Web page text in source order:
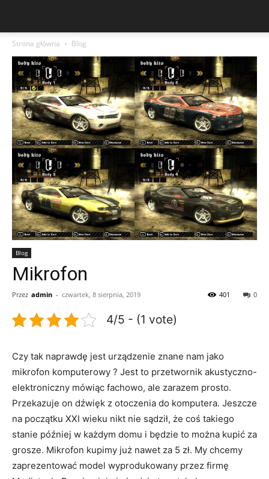
Strona główna Blog
Blog
Mikrofon
Przez admin - czwartek, 8 sierpnia, 2019 0
401
4/5 - (1 vote)
Czy tak naprawdę jest urządzenie znane nam jako
mikrofon komputerowy ? Jest to przetwornik akustyczno-
elektroniczny mówiąc fachowo, ale zarazem prosto.
Przekazuje on dźwięk z otoczenia do komputera. Jeszcze
na początku XXI wieku nikt nie sądził, że coś takiego
stanie później w każdym domu i będzie to można kupić za
grosze. Mikrofon kupimy już nawet za 5 zł. My chcemy
zaprezentować model wyprodukowany przez firmę